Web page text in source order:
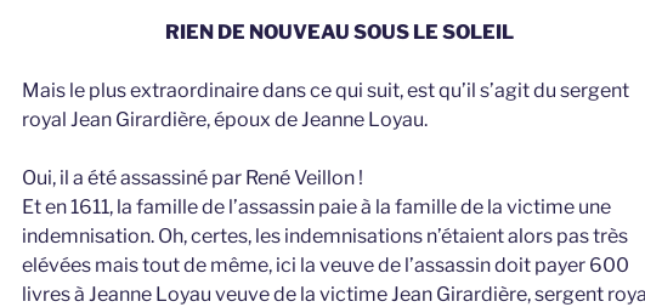
RIEN DE NOUVEAU SOUS LE SOLEIL
Mais le plus extraordinaire dans ce qui suit, est qu’il s’agit du sergent
royal Jean Girardière, époux de Jeanne Loyau.
Oui, il a été assassiné par René Veillon !
Et en 1611, la famille de l’assassin paie à la famille de la victime une
indemnisation. Oh, certes, les indemnisations n’étaient alors pas très
elévées mais tout de même, ici la veuve de l’assassin doit payer 600
livres à Jeanne Loyau veuve de la victime Jean Girardière, sergent